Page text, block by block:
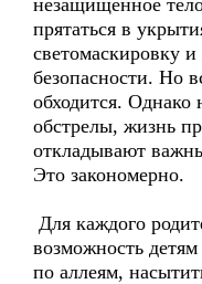
незащищенное
прятаться в
светомаскировку
безопасности. Но
обходится. Однако
обстрелы, жизнь
откладывают
Это закономерно.
Для каждого
возможность детям
по аллеям,